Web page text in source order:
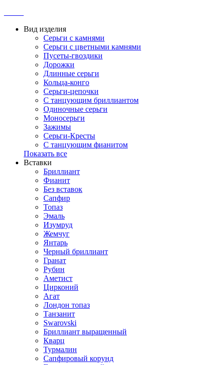
Вид изделия
Серьги с камнями
Серьги с цветными камнями
Пусеты-гвоздики
Дорожки
Длинные серьги
Кольца-конго
Серьги-цепочки
С танцующим бриллиантом
Одиночные серьги
Моносерьги
Зажимы
Серьги-Кресты
С танцующим фианитом
Показать все
Вставки
Бриллиант
Фианит
Без вставок
Сапфир
Топаз
Эмаль
Изумруд
Жемчуг
Янтарь
Черный бриллиант
Гранат
Рубин
Аметист
Цирконий
Агат
Лондон топаз
Танзанит
Swarovski
Бриллиант выращенный
Кварц
Турмалин
Сапфировый корунд